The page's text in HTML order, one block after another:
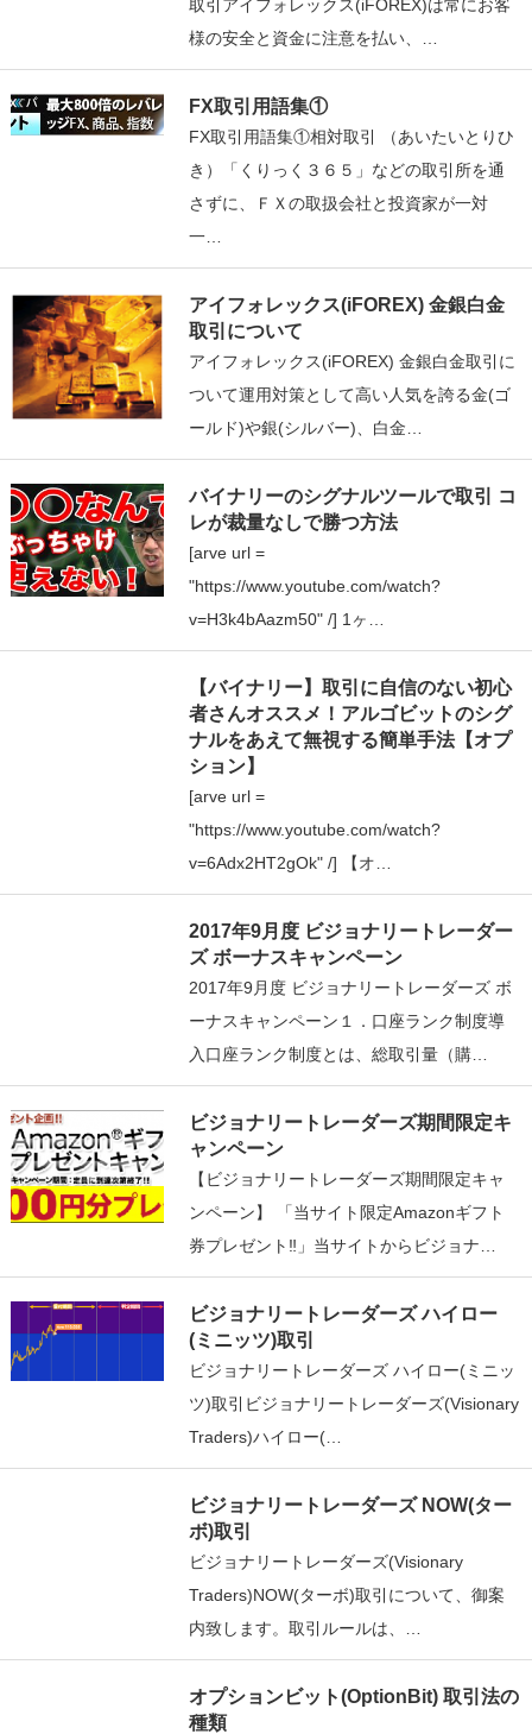
取引アイフォレックス(iFOREX)は常にお客
様の安全と資金に注意を払い、…
FX取引用語集①
FX取引用語集①相対取引 （あいたいとりひ
き）「くりっく３６５」などの取引所を通
さずに、ＦＸの取扱会社と投資家が一対
一…
アイフォレックス(iFOREX) 金銀白金
取引について
アイフォレックス(iFOREX) 金銀白金取引に
ついて運用対策として高い人気を誇る金(ゴ
ールド)や銀(シルバー)、白金…
バイナリーのシグナルツールで取引 コ
レが裁量なしで勝つ方法
[arve url =
"https://www.youtube.com/watch?
v=H3k4bAazm50" /] 1ヶ…
【バイナリー】取引に自信のない初心
者さんオススメ！アルゴビットのシグ
ナルをあえて無視する簡単手法【オプ
ション】
[arve url =
"https://www.youtube.com/watch?
v=6Adx2HT2gOk" /] 【オ…
2017年9月度 ビジョナリートレーダー
ズ ボーナスキャンペーン
2017年9月度 ビジョナリートレーダーズ ボ
ーナスキャンペーン１．口座ランク制度導
入口座ランク制度とは、総取引量（購…
ビジョナリートレーダーズ期間限定キ
ャンペーン
【ビジョナリートレーダーズ期間限定キャ
ンペーン】 「当サイト限定Amazonギフト
券プレゼント‼」当サイトからビジョナ…
ビジョナリートレーダーズ ハイロー
(ミニッツ)取引
ビジョナリートレーダーズ ハイロー(ミニッ
ツ)取引ビジョナリートレーダーズ(Visionary
Traders)ハイロー(…
ビジョナリートレーダーズ NOW(ター
ボ)取引
ビジョナリートレーダーズ(Visionary
Traders)NOW(ターボ)取引について、御案
内致します。取引ルールは、…
オプションビット(OptionBit) 取引法の
種類